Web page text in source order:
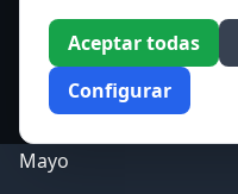
Aceptar todas
Configurar
Acceso a los Meses
Enero
Marzo
Mayo